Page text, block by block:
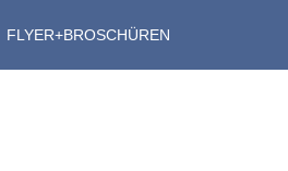
FLYER+BROSCHÜREN